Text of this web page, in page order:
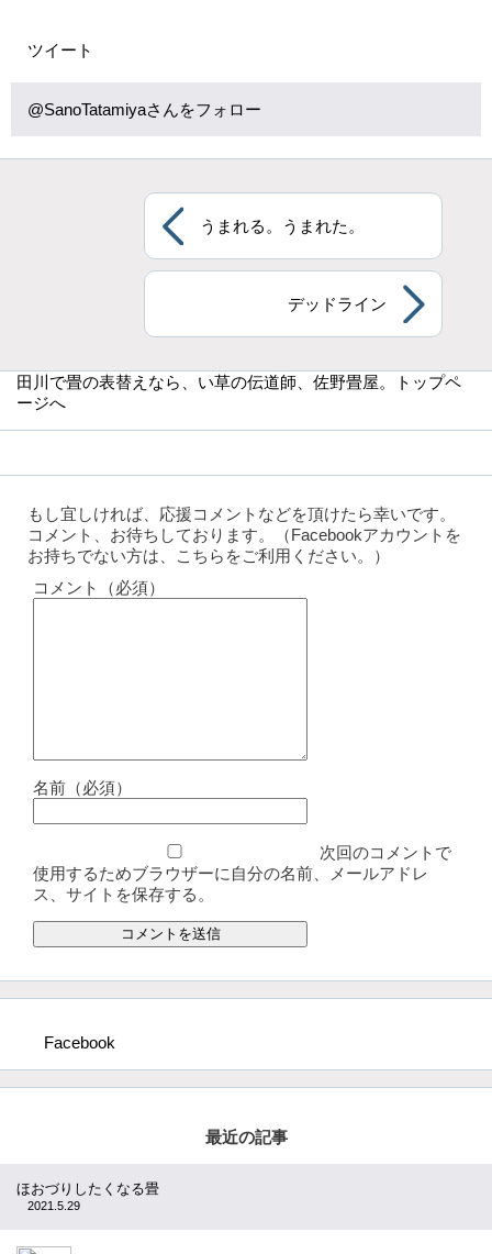
ツイート
@SanoTatamiyaさんをフォロー
うまれる。うまれた。
デッドライン
田川で畳の表替えなら
、い草の伝道師、佐野畳屋。トップペ
ージへ
もし宜しければ、応援コメントなどを頂けたら幸いです。
コメント、お待ちしております。（Facebookアカウントを
お持ちでない方は、こちらをご利用ください。）
コメント（必須）
名前（必須）
次回のコメントで
使用するためブラウザーに自分の名前、メールアドレ
ス、サイトを保存する。
Facebook
最近の記事
ほおづりしたくなる畳
2021.5.29